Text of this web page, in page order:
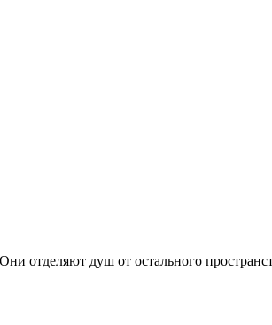
отделяют душ от остального